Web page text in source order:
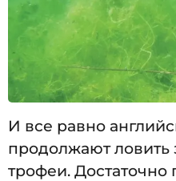
И все равно
продолжают ловить
трофеи. Достаточно